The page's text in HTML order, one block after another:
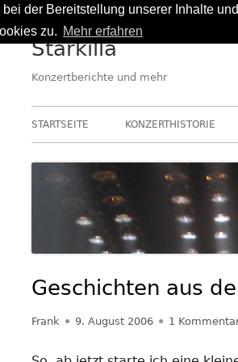
der Bereitstellung unserer Inhalte
zu. Mehr erfahren
Starkilla
Konzertberichte und mehr
Primäres
Menü
STARTSEITE KONZERTHISTORIE
Geschichten aus
Autor
Frank
Veröffentlicht
9. August 2006 1